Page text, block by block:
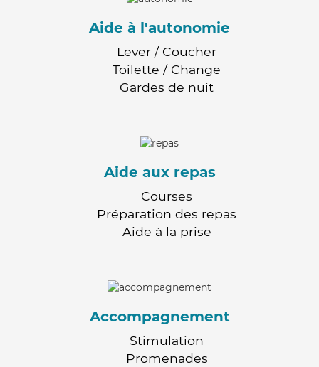
Aide à l'autonomie
Lever / Coucher
Toilette / Change
Gardes de nuit
Aide aux repas
Courses
Préparation des repas
Aide à la prise
Accompagnement
Stimulation
Promenades